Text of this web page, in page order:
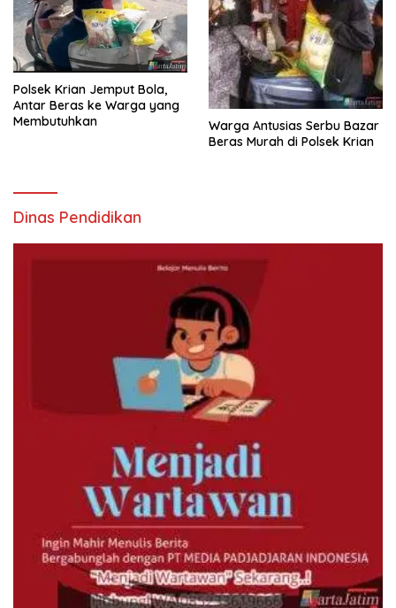
Polsek Krian Jemput Bola,
Antar Beras ke Warga yang
Membutuhkan
Warga Antusias Serbu Bazar
Beras Murah di Polsek Krian
Dinas Pendidikan